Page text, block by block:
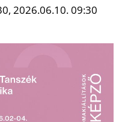
2026.06.10. 09:30